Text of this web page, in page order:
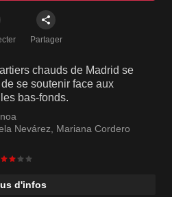
Partager
chauds de Madrid se
se soutenir face aux
bas-fonds.
Nevárez
Mariana Cordero
d'infos